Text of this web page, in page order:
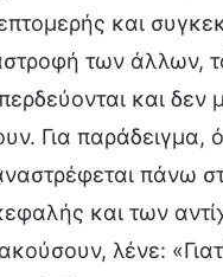
και
των άλλων,
και δεν
Για παράδειγμα,
πάνω
και των
λένε: